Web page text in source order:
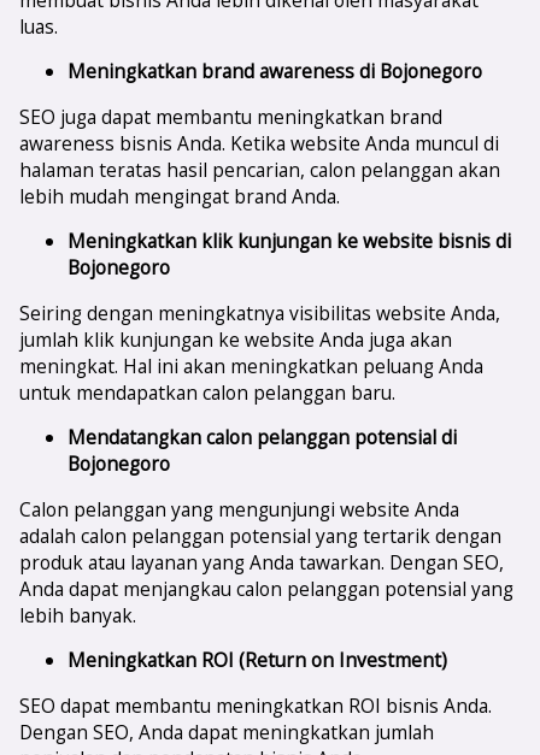
luas.
Meningkatkan brand awareness di Bojonegoro
SEO juga dapat membantu meningkatkan brand
awareness bisnis Anda. Ketika website Anda muncul di
halaman teratas hasil pencarian, calon pelanggan akan
lebih mudah mengingat brand Anda.
Meningkatkan klik kunjungan ke website bisnis di
Bojonegoro
Seiring dengan meningkatnya visibilitas website Anda,
jumlah klik kunjungan ke website Anda juga akan
meningkat. Hal ini akan meningkatkan peluang Anda
untuk mendapatkan calon pelanggan baru.
Mendatangkan calon pelanggan potensial di
Bojonegoro
Calon pelanggan yang mengunjungi website Anda
adalah calon pelanggan potensial yang tertarik dengan
produk atau layanan yang Anda tawarkan. Dengan SEO,
Anda dapat menjangkau calon pelanggan potensial yang
lebih banyak.
Meningkatkan ROI (Return on Investment)
SEO dapat membantu meningkatkan ROI bisnis Anda.
Dengan SEO, Anda dapat meningkatkan jumlah